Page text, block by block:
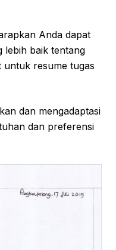
Anda dapat
lebih baik tentang
resume tugas
dan mengadaptasi
dan preferensi